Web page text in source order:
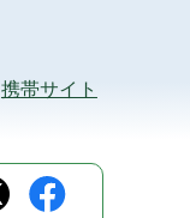
携帯サイト